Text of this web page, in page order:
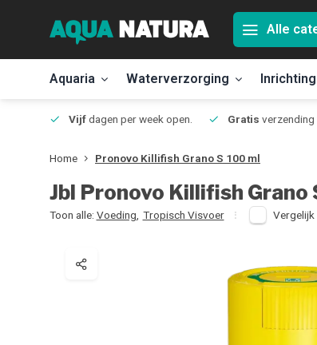
Alle
Aquaria Waterverzorging Inrichting
Vijfdagen per week open. Gratis verzending
Home Pronovo Killifish Grano S 100 ml
Jbl Pronovo Killifish Grano
Toon alle: Voeding Tropisch Visvoer Vergelijk